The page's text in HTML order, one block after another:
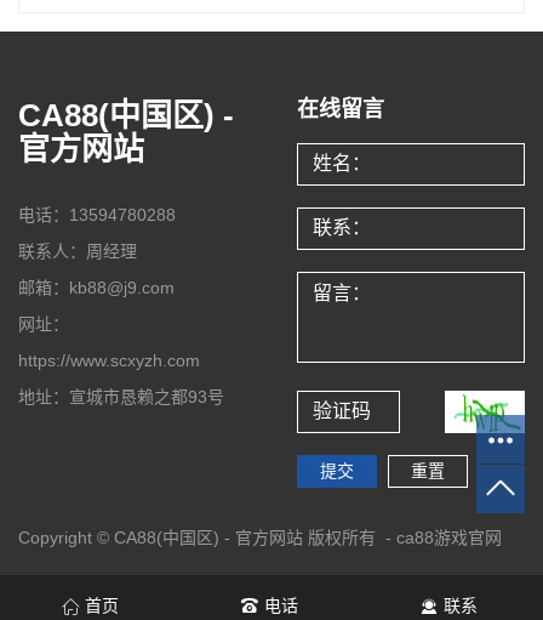
CA88(中国区) -
官方网站
电话：13594780288
联系人：周经理
邮箱：kb88@j9.com
网址：
https://www.scxyzh.com
地址：宣城市恳赖之都93号
在线留言
Copyright © CA88(中国区) - 官方网站 版权所有 - ca88游戏官网
首页 电话 联系